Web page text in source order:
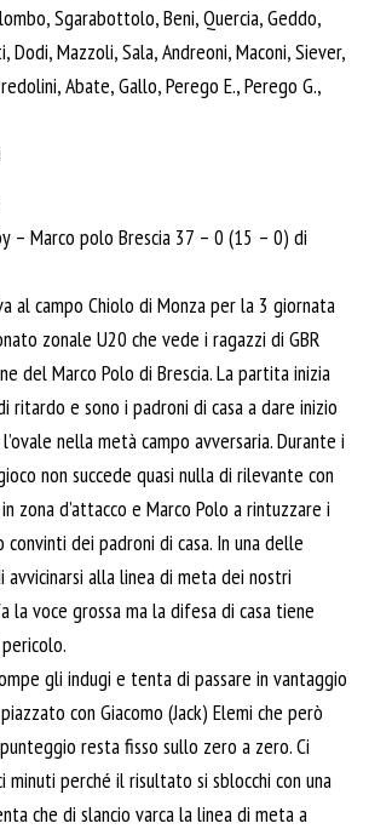
Sgarabottolo, Beni, Quercia, Geddo,
Dodi, Mazzoli, Sala, Andreoni, Maconi, Siever,
Abate, Gallo, Perego E., Perego G.,
– Marco polo Brescia 37 – 0 (15 – 0) di
al campo Chiolo di Monza per la 3 giornata
zonale U20 che vede i ragazzi di GBR
del Marco Polo di Brescia. La partita inizia
ritardo e sono i padroni di casa a dare inizio
nella metà campo avversaria. Durante i
non succede quasi nulla di rilevante con
zona d’attacco e Marco Polo a rintuzzare i
dei padroni di casa. In una delle
alla linea di meta dei nostri
la voce grossa ma la difesa di casa tiene
gli indugi e tenta di passare in vantaggio
con Giacomo (Jack) Elemi che però
resta fisso sullo zero a zero. Ci
minuti perché il risultato si sblocchi con una
che di slancio varca la linea di meta a